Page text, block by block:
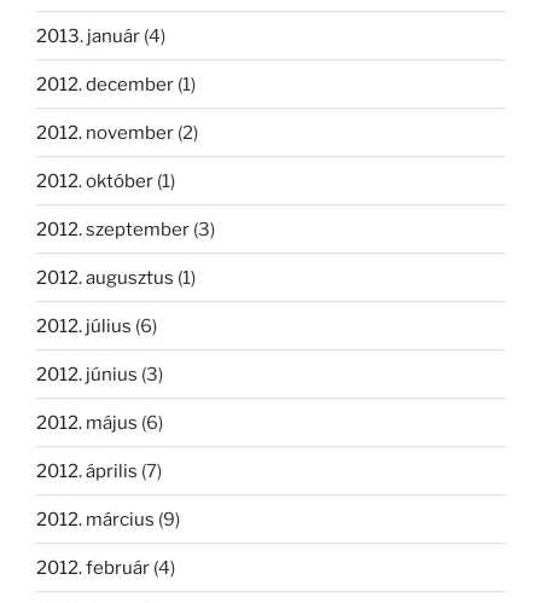
2013. január (4)
2012. december (1)
2012. november (2)
2012. október (1)
2012. szeptember (3)
2012. augusztus (1)
2012. július (6)
2012. június (3)
2012. május (6)
2012. április (7)
2012. március (9)
2012. február (4)